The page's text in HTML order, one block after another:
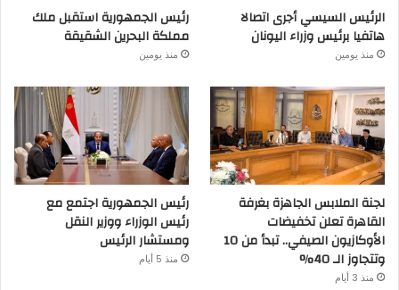
الرئيس السيسي أجرى اتصالا
هاتفيا برئيس وزراء اليونان
منذ يومين
رئيس الجمهورية استقبل ملك
مملكة البحرين الشقيقة
منذ يومين
لجنة الملابس الجاهزة بغرفة
القاهرة تعلن تخفيضات
الأوكازيون الصيفي.. تبدأ من 10
وتتجاوز الـ 40%
منذ 3 أيام
رئيس الجمهورية اجتمع مع
رئيس الوزراء ووزير النقل
ومستشار الرئيس
منذ 5 أيام